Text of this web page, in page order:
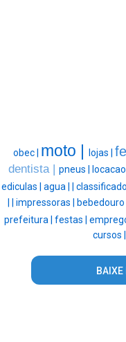
obec | moto | lojas |
dentista | pneus |
ediculas | agua | |
| | impressoras | bebedouro
prefeitura | festas |
cursos |
BAIXE